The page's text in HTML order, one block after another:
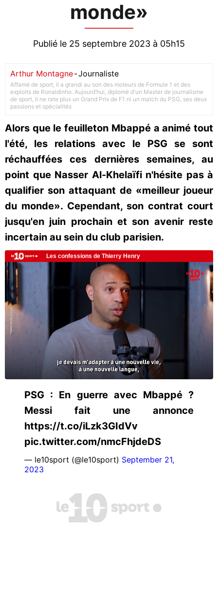
monde»
Publié le 25 septembre 2023 à 05h15
Arthur Montagne-Journaliste
Affamé de sport, il a grandi au son des moteurs de Formule 1 et des
exploits de Ronaldinho. Aujourd’hui, diplomé d'un Master de journalisme
de sport, il ne rate plus un Grand Prix de F1 ni un match du PSG, ses deux
passions et spécialités
Alors que le feuilleton Mbappé a animé tout
l'été, les relations avec le PSG se sont
réchauffées ces dernières semaines, au
point que Nasser Al-Khelaïfi n'hésite pas à
qualifier son attaquant de «meilleur joueur
du monde». Cependant, son contrat court
jusqu'en juin prochain et son avenir reste
incertain au sein du club parisien.
PSG : En guerre avec Mbappé ?
Messi fait une annonce
https://t.co/iLzk3GIdVv
pic.twitter.com/nmcFhjdeDS
— le10sport (@le10sport) September 21,
2023